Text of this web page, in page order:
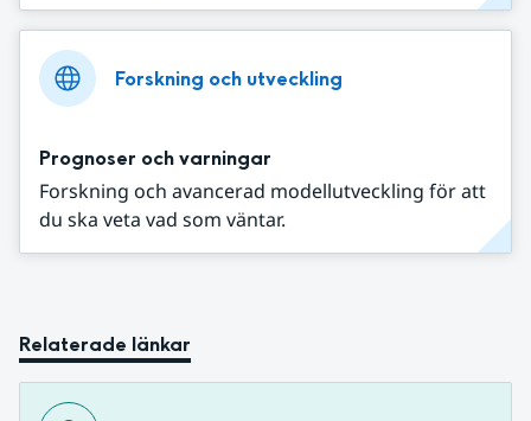
Forskning och utveckling
Prognoser och varningar
Forskning och avancerad modellutveckling för att
du ska veta vad som väntar.
Relaterade länkar